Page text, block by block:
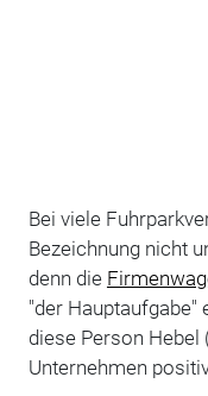
Bei viele
Bezeichnung nicht
denn die
"der Hauptaufgabe"
diese Person Hebel
Unternehmen